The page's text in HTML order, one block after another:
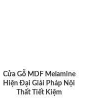
Cửa Gỗ MDF Melamine
Hiện Đại Giải Pháp Nội
Thất Tiết Kiệm